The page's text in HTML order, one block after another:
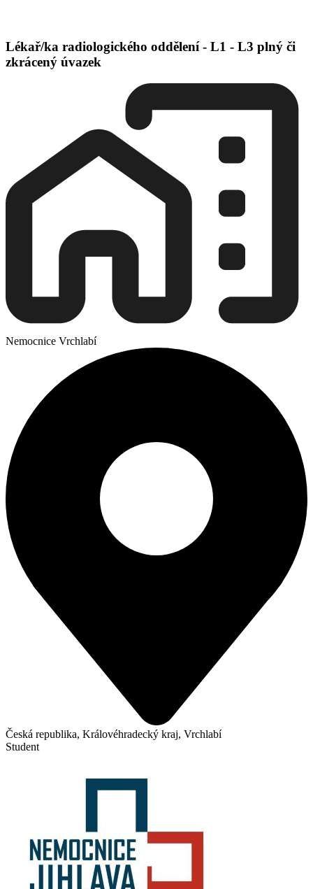
Lékař/ka radiologického oddělení - L1 - L3 plný či
zkrácený úvazek
Nemocnice Vrchlabí
Česká republika, Královéhradecký kraj, Vrchlabí
Student